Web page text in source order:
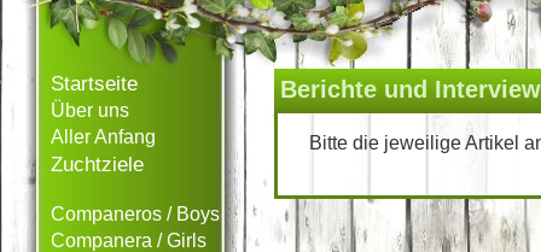
Startseite
Über uns
Aller Anfang
Zuchtziele
Companeros / Boys
Companera / Girls
Berichte und
Bitte die jeweilige Artikel